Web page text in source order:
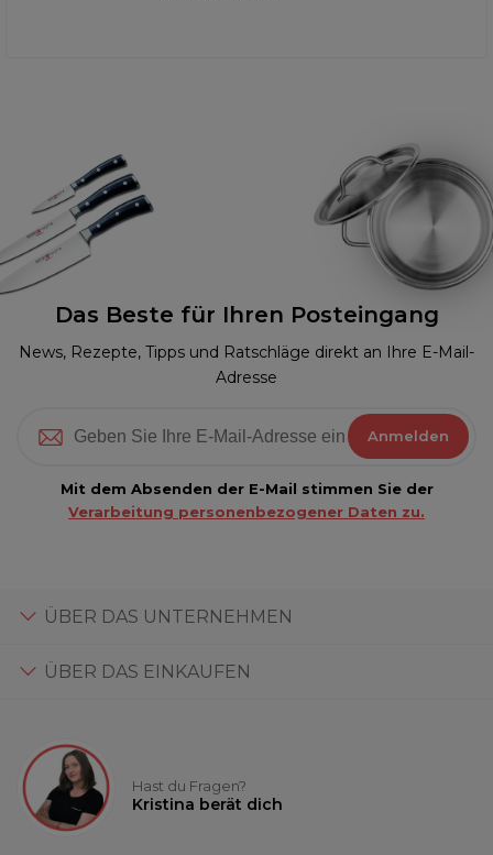
Das Beste für Ihren Posteingang
News, Rezepte, Tipps und Ratschläge direkt an Ihre E-Mail-
Adresse
Anmelden
Mit dem Absenden der E-Mail stimmen Sie der
Verarbeitung personenbezogener Daten zu.
ÜBER DAS UNTERNEHMEN
ÜBER DAS EINKAUFEN
Hast du Fragen?
Kristina berät dich